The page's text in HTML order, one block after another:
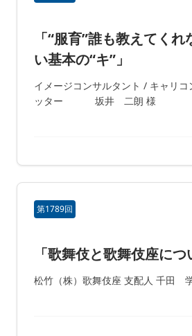
「“服育”誰も教えてく
い基本の“キ”」
イメージコンサルタント / キャリコ
ッター 坂井 二朗 様
第1789回
「歌舞伎と歌舞伎座につ
松竹（株）歌舞伎座